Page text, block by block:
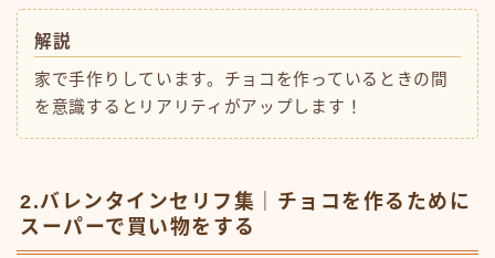
解説
家で手作りしています。チョコを作っているときの間
を意識するとリアリティがアップします！
2.バレンタインセリフ集｜チョコを作るために
スーパーで買い物をする